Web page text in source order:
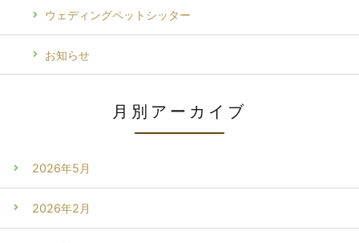
ウェディングペットシッター
お知らせ
月別アーカイブ
2026年5月
2026年2月